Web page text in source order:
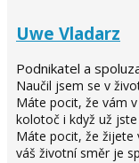
Uwe Vladarz
Podnikatel a
Naučil jsem se v
Máte pocit, že vám
kolotoč i když už
Máte pocit, že žijete
váš životní směr je